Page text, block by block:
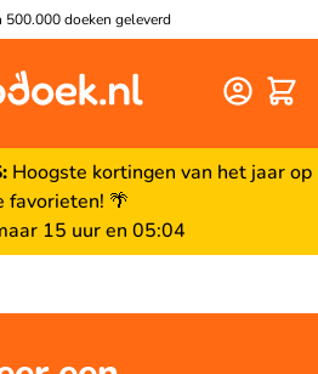
500.000 doeken geleverd
Hoogste kortingen van het jaar op
favorieten! 🌴
15 uur en 05:04